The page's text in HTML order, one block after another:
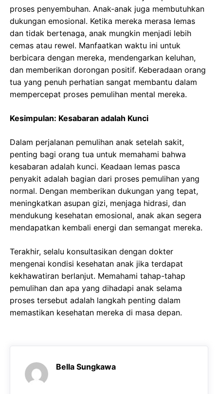
proses penyembuhan. Anak-anak juga membutuhkan
dukungan emosional. Ketika mereka merasa lemas
dan tidak bertenaga, anak mungkin menjadi lebih
cemas atau rewel. Manfaatkan waktu ini untuk
berbicara dengan mereka, mendengarkan keluhan,
dan memberikan dorongan positif. Keberadaan orang
tua yang penuh perhatian sangat membantu dalam
mempercepat proses pemulihan mental mereka.
Kesimpulan: Kesabaran adalah Kunci
Dalam perjalanan pemulihan anak setelah sakit,
penting bagi orang tua untuk memahami bahwa
kesabaran adalah kunci. Keadaan lemas pasca
penyakit adalah bagian dari proses pemulihan yang
normal. Dengan memberikan dukungan yang tepat,
meningkatkan asupan gizi, menjaga hidrasi, dan
mendukung kesehatan emosional, anak akan segera
mendapatkan kembali energi dan semangat mereka.
Terakhir, selalu konsultasikan dengan dokter
mengenai kondisi kesehatan anak jika terdapat
kekhawatiran berlanjut. Memahami tahap-tahap
pemulihan dan apa yang dihadapi anak selama
proses tersebut adalah langkah penting dalam
memastikan kesehatan mereka di masa depan.
Bella Sungkawa